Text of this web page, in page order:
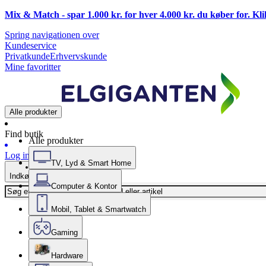
Mix & Match - spar 1.000 kr. for hver 4.000 kr. du køber for.
Spring navigationen over
Kundeservice
PrivatkundeErhvervskunde
Mine favoritter
Alle produkter
Find butik
Log ind
Indkøbskurv
Alle produkter
TV, Lyd & Smart Home
Computer & Kontor
Mobil, Tablet & Smartwatch
Gaming
Hardware